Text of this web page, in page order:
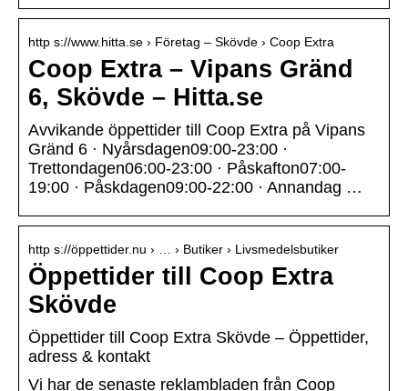
http s://www.hitta.se › Företag – Skövde › Coop Extra
Coop Extra – Vipans Gränd
6, Skövde – Hitta.se
Avvikande öppettider till Coop Extra på Vipans
Gränd 6 · Nyårsdagen09:00-23:00 ·
Trettondagen06:00-23:00 · Påskafton07:00-
19:00 · Påskdagen09:00-22:00 · Annandag …
http s://öppettider.nu › … › Butiker › Livsmedelsbutiker
Öppettider till Coop Extra
Skövde
Öppettider till Coop Extra Skövde – Öppettider,
adress & kontakt
Vi har de senaste reklambladen från Coop